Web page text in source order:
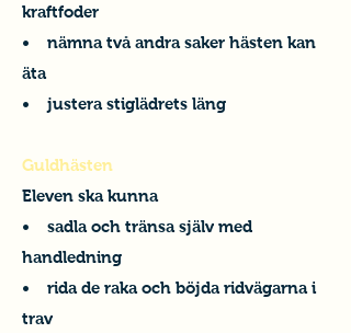
kraftfoder
• nämna två andra saker hästen kan
äta
• justera stiglädrets läng
Guldhästen
Eleven ska kunna
• sadla och tränsa själv med
handledning
• rida de raka och böjda ridvägarna i
trav